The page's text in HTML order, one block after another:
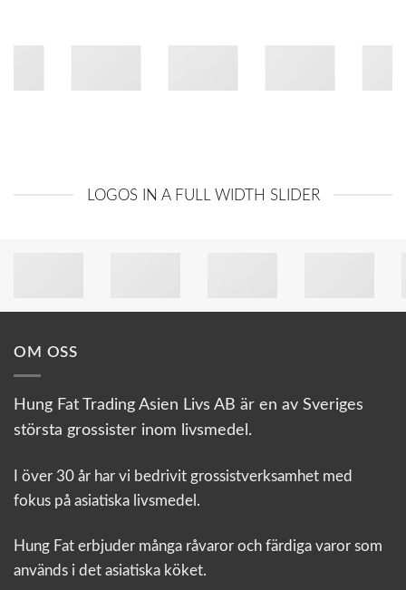
LOGOS IN A FULL WIDTH SLIDER
OM OSS
Hung Fat Trading Asien Livs AB är en av Sveriges
största grossister inom livsmedel.
I över 30 år har vi bedrivit grossistverksamhet med
fokus på asiatiska livsmedel.
Hung Fat erbjuder många råvaror och färdiga varor som
används i det asiatiska köket.